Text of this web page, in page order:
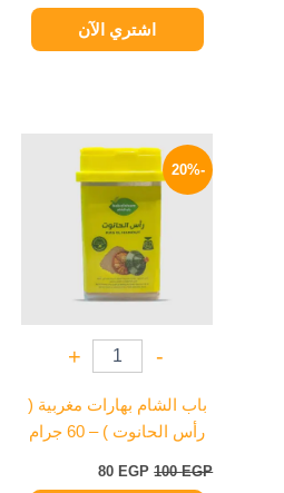
اشتري الآن
-20%
-
+
باب الشام بهارات مغربية (
رأس الحانوت ) – 60 جرام
100EGP
الأصلي
هو:
100 EGP.
80 EGP
الحالي
هو: